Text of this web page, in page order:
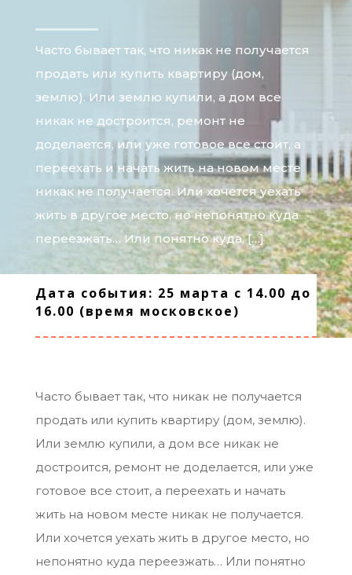
Часто бывает так, что никак не получается
продать или купить квартиру (дом,
землю). Или землю купили, а дом все
никак не достроится, ремонт не
доделается, или уже готовое все стоит, а
переехать и начать жить на новом месте
никак не получается. Или хочется уехать
жить в другое место, но непонятно куда
переезжать… Или понятно куда, […]
Дата события: 25 марта с 14.00 до
16.00 (время московское)
Часто бывает так, что никак не получается
продать или купить квартиру (дом, землю).
Или землю купили, а дом все никак не
достроится, ремонт не доделается, или уже
готовое все стоит, а переехать и начать
жить на новом месте никак не получается.
Или хочется уехать жить в другое место, но
непонятно куда переезжать… Или понятно